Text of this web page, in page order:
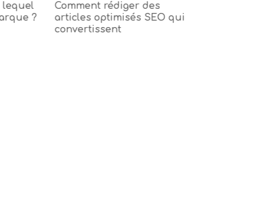
lequel
?
Comment rédiger des
articles optimisés SEO qui
convertissent